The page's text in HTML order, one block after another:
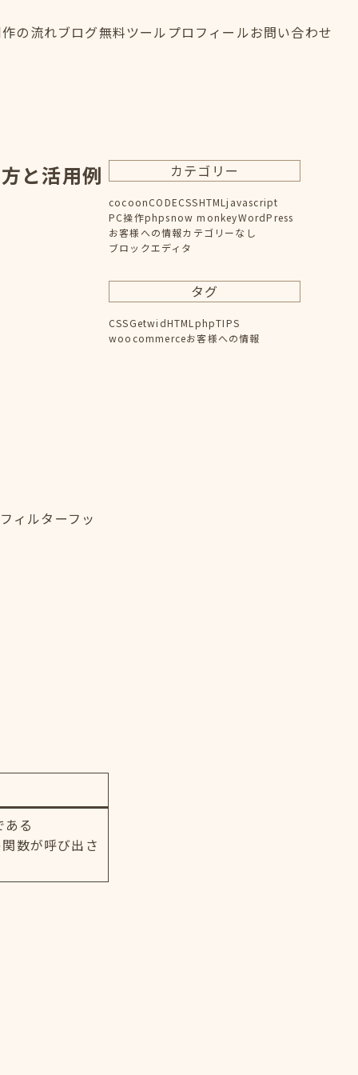
の流れブログ無料ツール プロフィールお問い合わせ
と活用例
ィルターフッ
る
が呼び出さ
カテゴリー
cocoonCODECSSHTMLjavascript
PC操作phpsnow monkeyWordPress
お客様への情報カテゴリーなし
ブロックエディタ
タグ
CSSGetwidHTML phpTIPS
woocommerceお客様への情報